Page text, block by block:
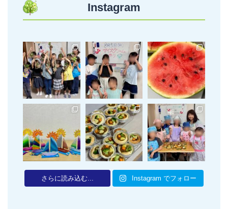
Instagram
さらに読み込む... Instagram でフォロー